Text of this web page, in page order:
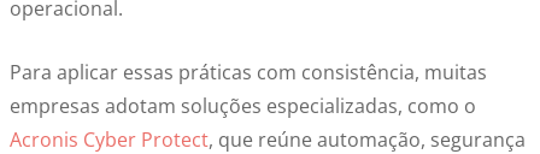
operacional.
Para aplicar essas práticas com consistência, muitas
empresas adotam soluções especializadas, como o
Acronis Cyber Protect, que reúne automação, segurança